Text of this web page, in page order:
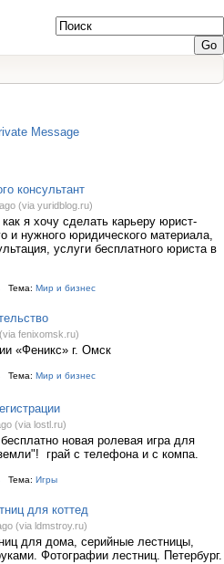
Message
консультант
(via yuridblog.ru)
я хочу сделать карьеру юрист-
и нужного юридического материала,
услуги бесплатного юриста в
Тема: Мир и бизнес
fenixomsk.ru)
«Феникс» г. Омск
Тема: Мир и бизнес
(via lostl.ru)
новая ролевая игра для
грай с телефона и с компа.
Тема: Игры
для коттед
(via ldmstroy.ru)
для дома, серийные лестницы,
Фотографии лестниц. Петербург.